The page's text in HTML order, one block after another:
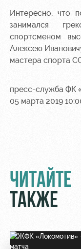
Интересно, что
занимался
спортсменом
Алексею
мастера спорта
пресс-служба ФК
05 марта 2019
ЧИТАЙТЕ
ТАКЖЕ